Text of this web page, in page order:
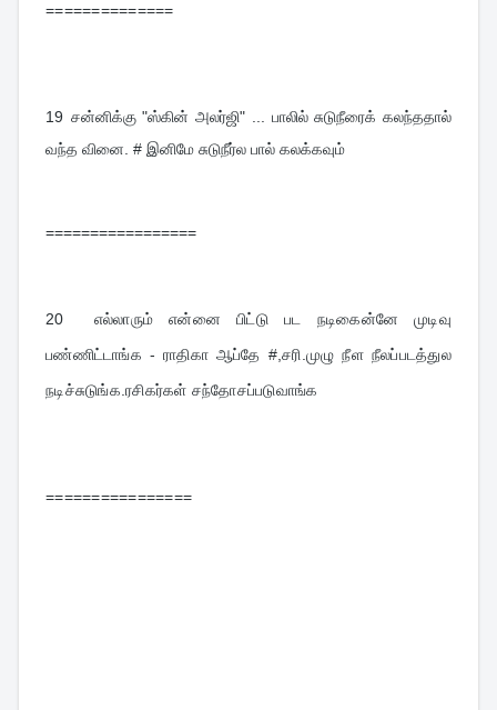
==============
19 சன்னிக்கு "ஸ்கின் அலர்ஜி" ... பாலில் சுடுநீரைக் கலந்ததால்
வந்த வினை. # இனிமே சுடுநீர்ல பால் கலக்கவும்
=================
20 எல்லாரும் என்னை பிட்டு பட நடிகைன்னே முடிவு
பண்ணிட்டாங்க - ராதிகா ஆப்தே #,சரி.முழு நீள நீலப்படத்துல
நடிச்சுடுங்க.ரசிகர்கள் சந்தோசப்படுவாங்க
================